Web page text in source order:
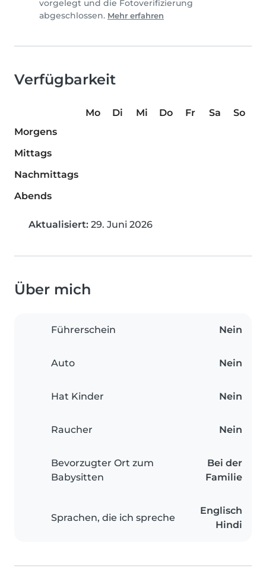
vorgelegt und die Fotoverifizierung
abgeschlossen. Mehr erfahren
Verfügbarkeit
Mo Di Mi Do Fr Sa
So
Morgens
Mittags
Nachmittags
Abends
Aktualisiert: 29. Juni 2026
Über mich
Führerschein Nein
Auto Nein
Hat Kinder Nein
Raucher Nein
Bevorzugter Ort zum
Babysitten
Bei der
Familie
Sprachen, die ich spreche
Englisch
Hindi